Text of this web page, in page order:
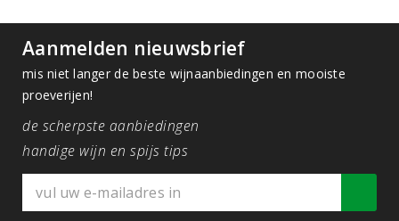
Aanmelden nieuwsbrief
mis niet langer de beste wijnaanbiedingen en mooiste
proeverijen!
de scherpste aanbiedingen
handige wijn en spijs tips